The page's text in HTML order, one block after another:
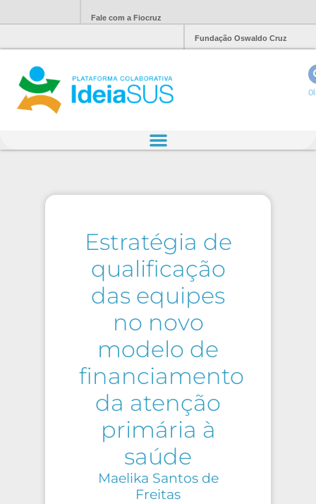
Fale com a Fiocruz
Fundação Oswaldo Cruz
Estratégia de
qualificação
das equipes
no novo
modelo de
financiamento
da atenção
primária à
saúde
Maelika Santos de
Freitas